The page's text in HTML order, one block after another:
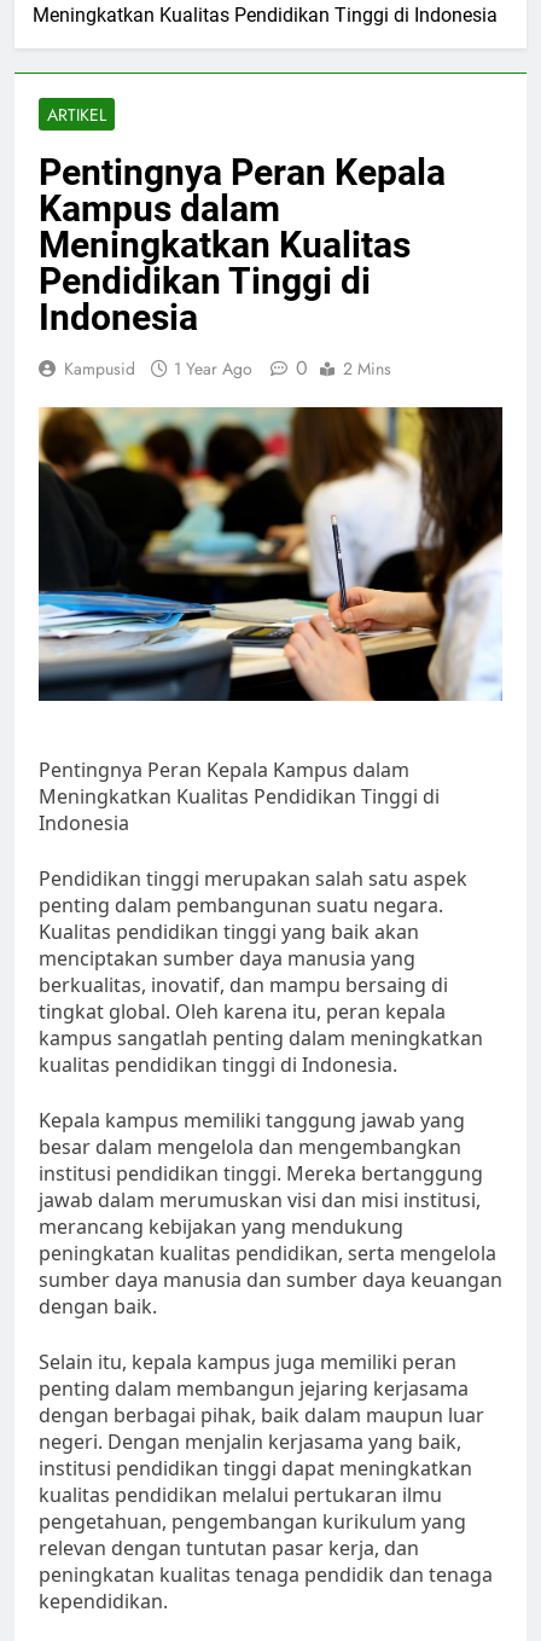
Meningkatkan Kualitas Pendidikan Tinggi di Indonesia
ARTIKEL
Pentingnya Peran Kepala
Kampus dalam
Meningkatkan Kualitas
Pendidikan Tinggi di
Indonesia
Kampusid 1 Year Ago 0 2 Mins
Pentingnya Peran Kepala Kampus dalam
Meningkatkan Kualitas Pendidikan Tinggi di
Indonesia
Pendidikan tinggi merupakan salah satu aspek
penting dalam pembangunan suatu negara.
Kualitas pendidikan tinggi yang baik akan
menciptakan sumber daya manusia yang
berkualitas, inovatif, dan mampu bersaing di
tingkat global. Oleh karena itu, peran kepala
kampus sangatlah penting dalam meningkatkan
kualitas pendidikan tinggi di Indonesia.
Kepala kampus memiliki tanggung jawab yang
besar dalam mengelola dan mengembangkan
institusi pendidikan tinggi. Mereka bertanggung
jawab dalam merumuskan visi dan misi institusi,
merancang kebijakan yang mendukung
peningkatan kualitas pendidikan, serta mengelola
sumber daya manusia dan sumber daya keuangan
dengan baik.
Selain itu, kepala kampus juga memiliki peran
penting dalam membangun jejaring kerjasama
dengan berbagai pihak, baik dalam maupun luar
negeri. Dengan menjalin kerjasama yang baik,
institusi pendidikan tinggi dapat meningkatkan
kualitas pendidikan melalui pertukaran ilmu
pengetahuan, pengembangan kurikulum yang
relevan dengan tuntutan pasar kerja, dan
peningkatan kualitas tenaga pendidik dan tenaga
kependidikan.